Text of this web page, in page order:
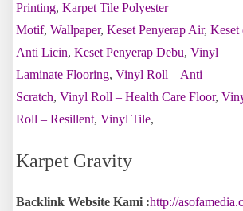
Printing, Karpet Tile Polyester
Motif, Wallpaper, Keset Penyerap Air, Keset
Anti Licin, Keset Penyerap Debu, Vinyl
Laminate Flooring, Vinyl Roll – Anti
Scratch, Vinyl Roll – Health Care Floor,
Roll – Resillent, Vinyl Tile,
Karpet Gravity
Backlink Website Kami :http://